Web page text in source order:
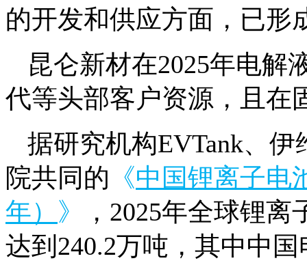
的开发和供应方面，已形
昆仑新材在2025年电解
代等头部客户资源，且在
据研究机构EVTank、
院共同的 《中国锂离子电
年） 》
，2025年全球锂
达到240.2万吨，其中中